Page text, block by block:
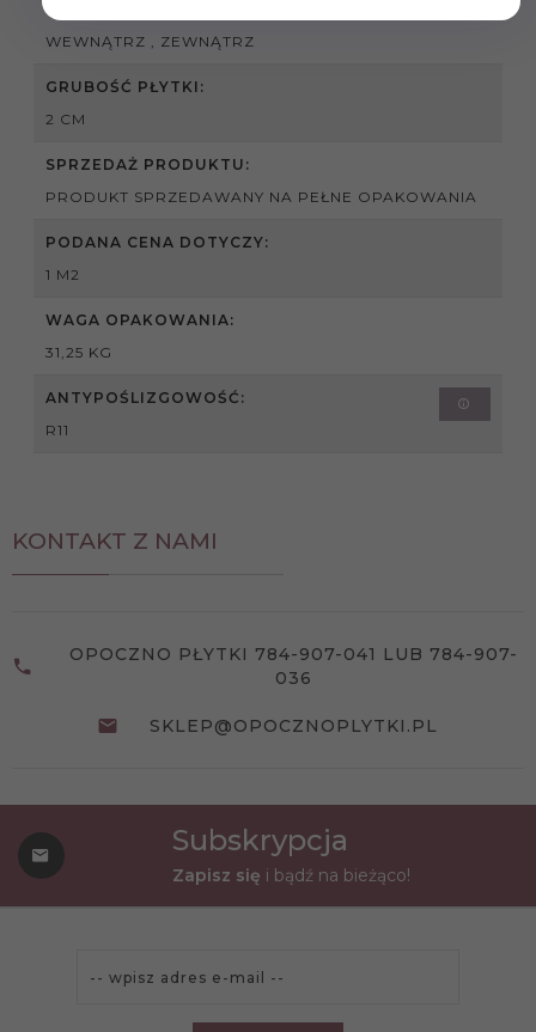
ZASTOSOWANIE:
WEWNĄTRZ , ZEWNĄTRZ
GRUBOŚĆ PŁYTKI:
2 CM
SPRZEDAŻ PRODUKTU:
PRODUKT SPRZEDAWANY NA PEŁNE OPAKOWANIA
PODANA CENA DOTYCZY:
1 M2
WAGA OPAKOWANIA:
31,25 KG
ANTYPOŚLIZGOWOŚĆ:
R11
KONTAKT Z NAMI
OPOCZNO PŁYTKI 784-907-041 LUB 784-907-
036
SKLEP@OPOCZNOPLYTKI.PL
Subskrypcja
Zapisz się i bądź na bieżąco!